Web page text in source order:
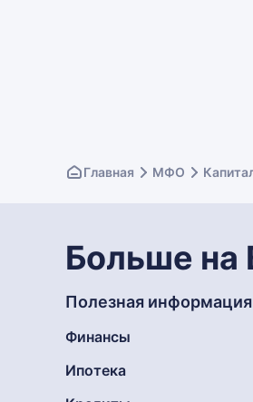
Главная МФО
Больше на
Полезная информация
Финансы
Ипотека